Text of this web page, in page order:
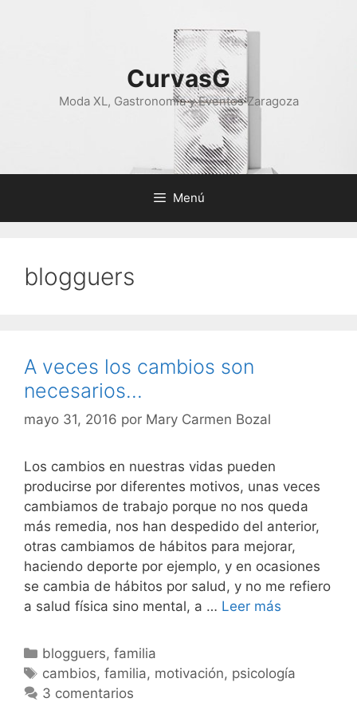
CurvasG
Moda XL, Gastronomía y Eventos Zaragoza
Menú
blogguers
A veces los cambios son
necesarios…
mayo 31, 2016 por Mary Carmen Bozal
Los cambios en nuestras vidas pueden
producirse por diferentes motivos, unas veces
cambiamos de trabajo porque no nos queda
más remedia, nos han despedido del anterior,
otras cambiamos de hábitos para mejorar,
haciendo deporte por ejemplo, y en ocasiones
se cambia de hábitos por salud, y no me refiero
a salud física sino mental, a … Leer más
cambios
son
Categorías
blogguers,familia
Etiquetas
cambios,familia, motivación, psicología
3 comentarios